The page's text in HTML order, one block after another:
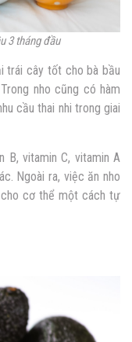
3 tháng đầu
trái cây tốt cho bà bầu
nho cũng có hàm
cầu thai nhi trong giai
B, vitamin C, vitamin A
Ngoài ra, việc ăn nho
cơ thể một cách tự